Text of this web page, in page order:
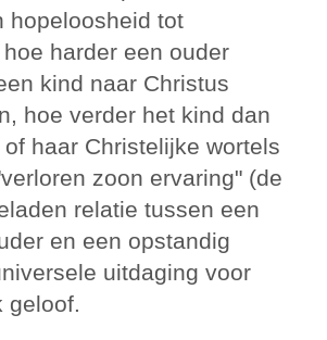
hopeloosheid tot
harder een ouder
kind naar Christus
hoe verder het kind dan
haar Christelijke wortels
zoon ervaring" (de
relatie tussen een
en een opstandig
uitdaging voor
geloof.